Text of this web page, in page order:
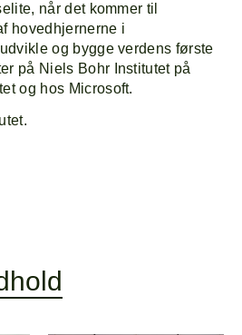
når det kommer til
hovedhjernerne i
og bygge verdens første
på Niels Bohr Institutet på
og hos Microsoft.